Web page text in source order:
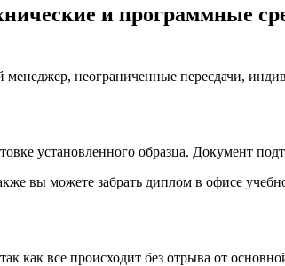
и программные
неограниченные пересдачи,
установленного образца. Документ
вы можете забрать диплом в офисе
все происходит без отрыва от